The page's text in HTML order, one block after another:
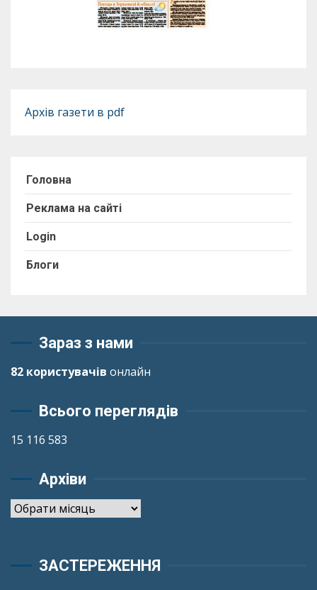
Архів газети в pdf
Головна
Реклама на сайті
Login
Блоги
Зараз з нами
82 користувачів онлайн
Всього переглядів
15 116 583
Архіви
Архіви
ЗАСТЕРЕЖЕННЯ